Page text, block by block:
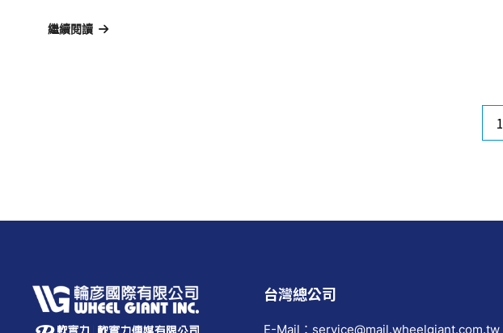
繼續閱讀
1
台灣總公司
E-Mail：service@mail.wheelgiant.com.tw